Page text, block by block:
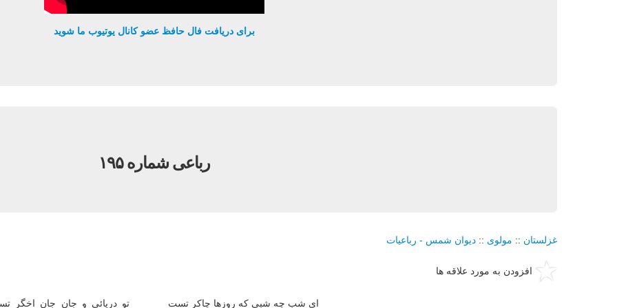
برای دریافت فال حافظ عضو کانال یوتیوب ما شوید
رباعی شماره ۱۹۵
غزلستان :: مولوی :: دیوان شمس - رباعیات
افزودن به مورد علاقه ها
ای شب چه شبی که روزها چاکر تست تو دریائی و جان جان اخگر